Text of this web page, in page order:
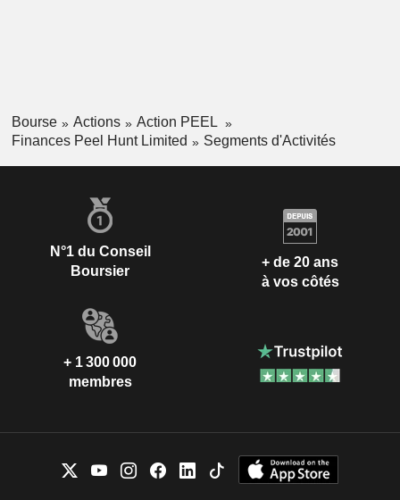
Bourse Actions
Action PEEL
Finances Peel Hunt Limited
Segments d'Activités
N°1 du Conseil
Boursier
+ de 20 ans
à vos côtés
+ 1 300 000
membres